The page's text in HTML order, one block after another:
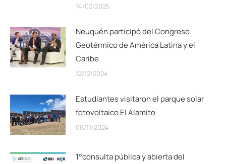
14/02/2025
Neuquén participó del Congreso
Geotérmico de América Latina y el
Caribe
12/12/2024
Estudiantes visitaron el parque solar
fotovoltaico El Alamito
06/11/2024
1°consulta pública y abierta del